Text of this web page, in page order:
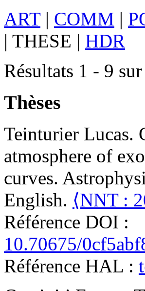
ART| COMM |
| THESE | HDR
Résultats 1 - 9
Thèses
Teinturier Lucas.
atmosphere of
curves.
English. ⟨NNT :
Référence DOI :
10.70675/
Référence HAL :